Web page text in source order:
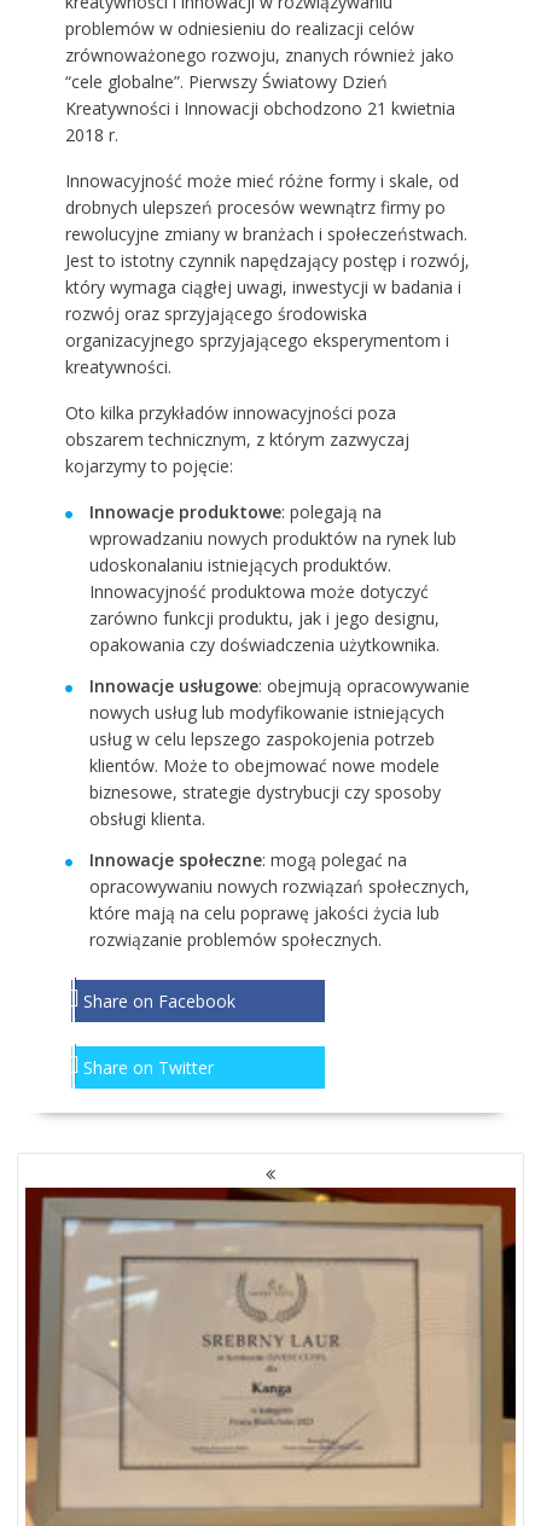
problemów w odniesieniu do realizacji celów
zrównoważonego rozwoju, znanych również jako
“cele globalne”. Pierwszy Światowy Dzień
Kreatywności i Innowacji obchodzono 21 kwietnia
2018 r.
Innowacyjność może mieć różne formy i skale, od
drobnych ulepszeń procesów wewnątrz firmy po
rewolucyjne zmiany w branżach i społeczeństwach.
Jest to istotny czynnik napędzający postęp i rozwój,
który wymaga ciągłej uwagi, inwestycji w badania i
rozwój oraz sprzyjającego środowiska
organizacyjnego sprzyjającego eksperymentom i
kreatywności.
Oto kilka przykładów innowacyjności poza
obszarem technicznym, z którym zazwyczaj
kojarzymy to pojęcie:
Innowacje produktowe: polegają na
wprowadzaniu nowych produktów na rynek lub
udoskonalaniu istniejących produktów.
Innowacyjność produktowa może dotyczyć
zarówno funkcji produktu, jak i jego designu,
opakowania czy doświadczenia użytkownika.
Innowacje usługowe: obejmują opracowywanie
nowych usług lub modyfikowanie istniejących
usług w celu lepszego zaspokojenia potrzeb
klientów. Może to obejmować nowe modele
biznesowe, strategie dystrybucji czy sposoby
obsługi klienta.
Innowacje społeczne: mogą polegać na
opracowywaniu nowych rozwiązań społecznych,
które mają na celu poprawę jakości życia lub
rozwiązanie problemów społecznych.
Share on Facebook
Share on Twitter
NAWIGACJA
PO
WPISACH